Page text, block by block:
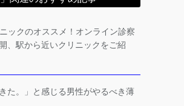
ックのオススメ！オンライン診察
、駅から近いクリニックをご紹
きた。」と感じる男性がやるべき薄